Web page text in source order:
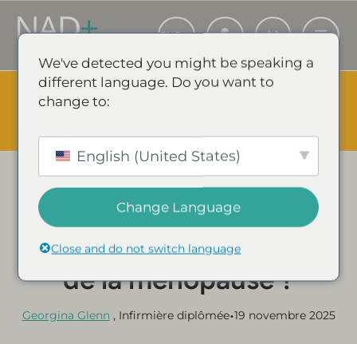
The Summer Sale is Live.Save up to 45% - Try for less or
Catégorie :
Le NAD+ aide-t-il à
soulager les symptômes
de la ménopause ?
Georgina Glenn, Infirmière diplômée•19 novembre 2025
We've detected you might be speaking a
different language. Do you want to
change to:
English (United States)
Change Language
Close and do not switch language